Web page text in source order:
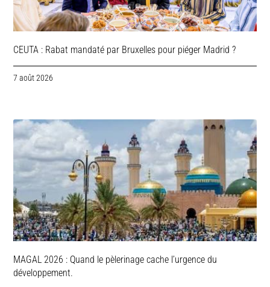
CEUTA : Rabat mandaté par Bruxelles pour piéger Madrid ?
7 août 2026
MAGAL 2026 : Quand le pèlerinage cache l’urgence du
développement.